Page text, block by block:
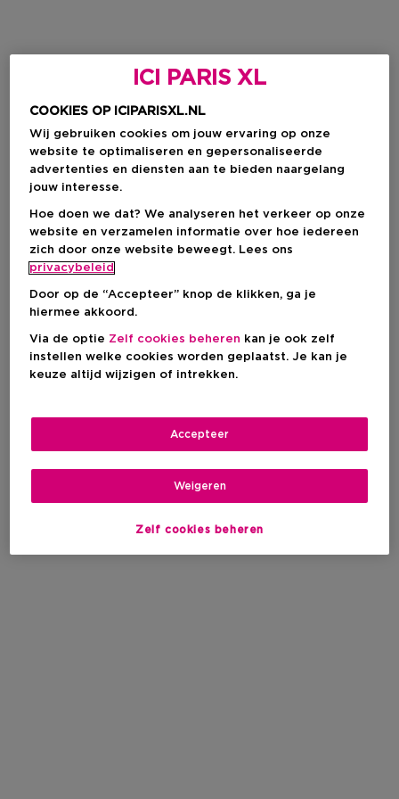
ICI PARIS XL
COOKIES OP ICIPARISXL.NL
Wij gebruiken cookies om jouw ervaring op onze
website te optimaliseren en gepersonaliseerde
advertenties en diensten aan te bieden naargelang
jouw interesse.
Hoe doen we dat? We analyseren het verkeer op onze
website en verzamelen informatie over hoe iedereen
zich door onze website beweegt. Lees ons
privacybeleid
Door op de “Accepteer” knop de klikken, ga je
hiermee akkoord.
Via de optie Zelf cookies beheren kan je ook zelf
instellen welke cookies worden geplaatst. Je kan je
keuze altijd wijzigen of intrekken.
Zelf cookies beheren
Weigeren
Accepteer